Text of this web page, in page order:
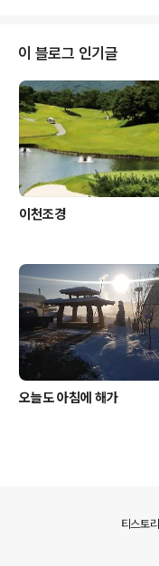
이 블로그 인기글
이천조경
오늘도 아침에 해가
티스토리